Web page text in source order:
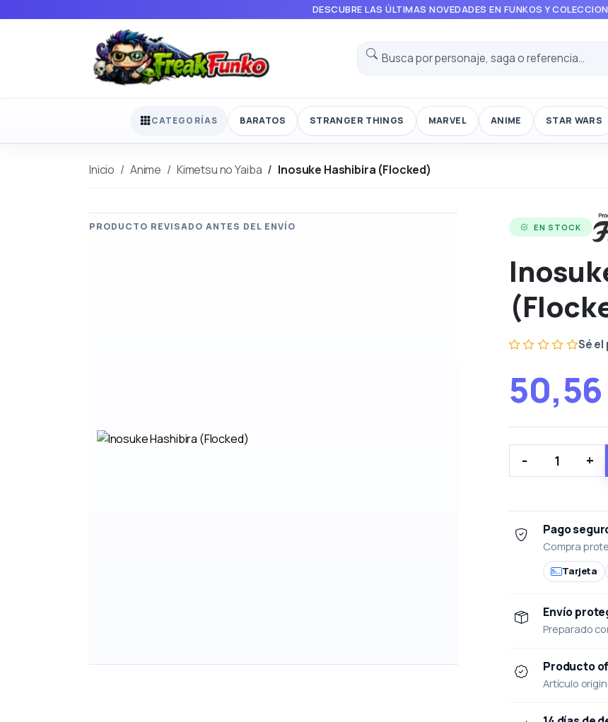
DESCUBRE LAS ÚLTIMAS NOVEDADES EN FUNKOS Y
CATEGORÍAS BARATOS STRANGER THINGS MARVEL ANIME STAR WARS
Inicio Anime Kimetsu no Yaiba Inosuke Hashibira (Flocked)
EN STOCK
Sé
50,56
- +
Pago
Compra
Tarjeta
Envío
Preparado
Producto
Artículo